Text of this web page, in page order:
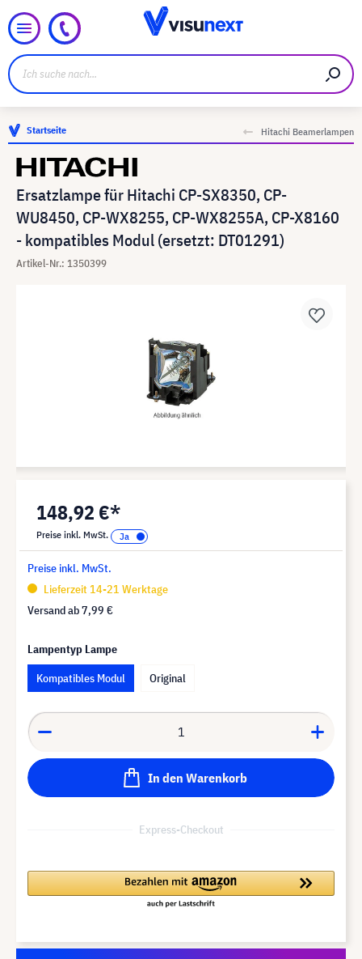
Startseite Hitachi Beamerlampen
Ersatzlampe für Hitachi CP-SX8350, CP-
WU8450, CP-WX8255, CP-WX8255A, CP-X8160
- kompatibles Modul (ersetzt: DT01291)
Artikel-Nr.: 1350399
148,92 €*
Preise inkl. MwSt.
Preise inkl. MwSt.
Lieferzeit 14-21 Werktage
Versand ab7,99 €
Lampentyp Lampe
Kompatibles Modul
Original
In den Warenkorb
Express-Checkout